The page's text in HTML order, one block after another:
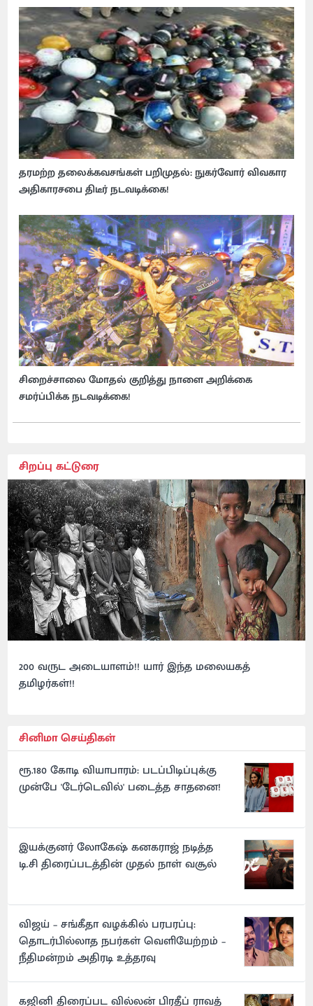
தரமற்ற தலைக்கவசங்கள் பறிமுதல்: நுகர்வோர் விவகார
அதிகாரசபை திடீர் நடவடிக்கை!
சிறைச்சாலை மோதல் குறித்து நாளை அறிக்கை
சமர்ப்பிக்க நடவடிக்கை!
சிறப்பு கட்டுரை
200 வருட அடையாளம்!! யார் இந்த மலையகத்
தமிழர்கள்!!
சினிமா செய்திகள்
ரூ.180 கோடி வியாபாரம்: படப்பிடிப்புக்கு
முன்பே 'டேர்டெவில்' படைத்த சாதனை!
இயக்குனர் லோகேஷ் கனகராஜ் நடித்த
டி.சி திரைப்படத்தின் முதல் நாள் வசூல்
விஜய் – சங்கீதா வழக்கில் பரபரப்பு:
தொடர்பில்லாத நபர்கள் வெளியேற்றம் –
நீதிமன்றம் அதிரடி உத்தரவு
கஜினி திரைப்பட வில்லன் பிரதீப் ராவத்